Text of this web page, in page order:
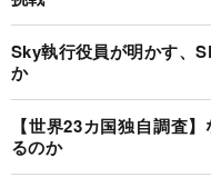
Sky執行役員が明かす、
か
【世界23カ国独自調査
るのか